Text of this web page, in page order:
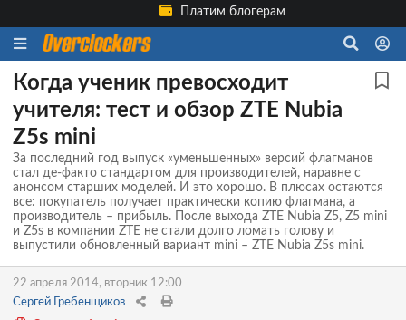
Платим блогерам
Когда ученик превосходит
учителя: тест и обзор ZTE Nubia
Z5s mini
За последний год выпуск «уменьшенных» версий флагманов
стал де-факто стандартом для производителей, наравне с
анонсом старших моделей. И это хорошо. В плюсах остаются
все: покупатель получает практически копию флагмана, а
производитель – прибыль. После выхода ZTE Nubia Z5, Z5 mini
и Z5s в компании ZTE не стали долго ломать голову и
выпустили обновленный вариант mini – ZTE Nubia Z5s mini.
22 апреля 2014, вторник 12:00
Сергей Гребенщиков